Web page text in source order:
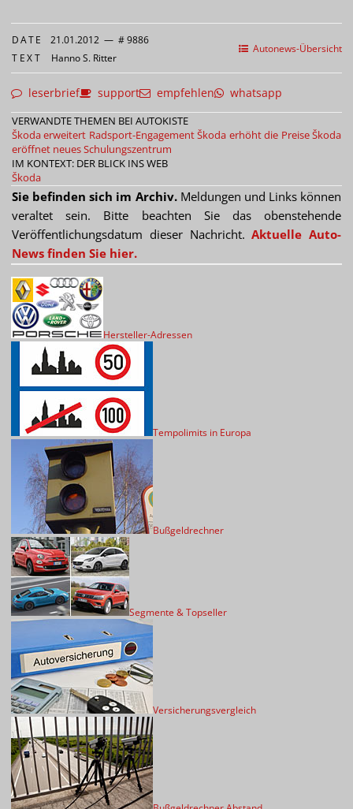
Autonews-Übersicht
DATE 21.01.2012 — # 9886
TEXT Hanno S. Ritter
leserbrief support empfehlen whatsapp
VERWANDTE THEMEN BEI AUTOKISTE
Škoda erweitert Radsport-EngagementŠkoda erhöht die PreiseŠkoda
eröffnet neues Schulungszentrum
IM KONTEXT: DER BLICK INS WEB
Škoda
Sie befinden sich im Archiv.Meldungen und Links können
veraltet sein. Bitte beachten Sie das obenstehende
Veröffentlichungsdatum dieser Nachricht.Aktuelle Auto-
News finden Sie hier.
Hersteller-Adressen
Tempolimits in Europa
Bußgeldrechner
Segmente & Topseller
Versicherungsvergleich